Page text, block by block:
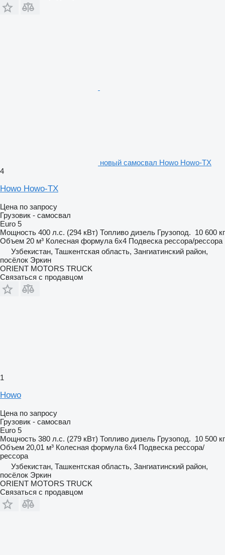
новый самосвал Howo Howo-TX
4
Howo Howo-TX
Цена по запросу
Грузовик - самосвал
Euro 5
Мощность 400 л.с. (294 кВт) Топливо дизель Грузопод. 10 600 кг
Объем 20 м³ Колесная формула 6x4 Подвеска рессора/рессора
Узбекистан, Ташкентская область, Зангиатинский район,
посёлок Эркин
ORIENT MOTORS TRUCK
Связаться с продавцом
1
Howo
Цена по запросу
Грузовик - самосвал
Euro 5
Мощность 380 л.с. (279 кВт) Топливо дизель Грузопод. 10 500 кг
Объем 20,01 м³ Колесная формула 6x4 Подвеска рессора/
рессора
Узбекистан, Ташкентская область, Зангиатинский район,
посёлок Эркин
ORIENT MOTORS TRUCK
Связаться с продавцом